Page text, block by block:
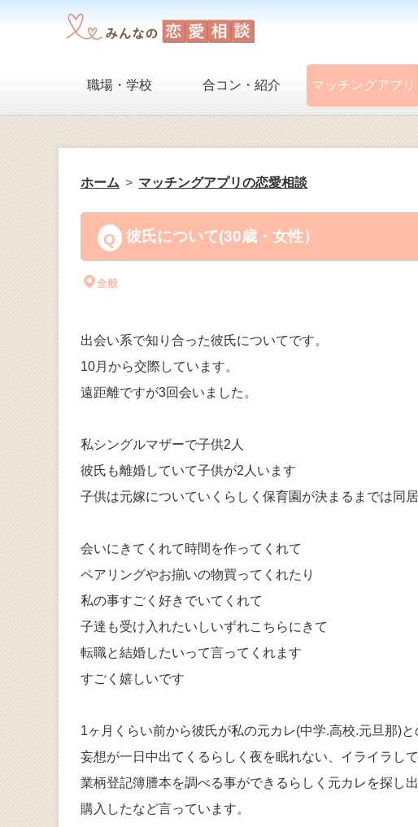
職場・学校 合コン・紹介 マッチングアプリ
ホーム マッチングアプリの恋愛相談
彼氏について(30歳・女性）
全般
出会い系で知り合った彼氏についてです。
10月から交際しています。
遠距離ですが3回会いました。
私シングルマザーで子供2人
彼氏も離婚していて子供が2人います
子供は元嫁についていくらしく保育園が決まるまでは同居
会いにきてくれて時間を作ってくれて
ペアリングやお揃いの物買ってくれたり
私の事すごく好きでいてくれて
子達も受け入れたいしいずれこちらにきて
転職と結婚したいって言ってくれます
すごく嬉しいです
1ヶ月くらい前から彼氏が私の元カレ(中学.高校.元旦那)
妄想が一日中出てくるらしく夜を眠れない、イライラし
業柄登記簿謄本を調べる事ができるらしく元カレを探し
購入したなど言っています。